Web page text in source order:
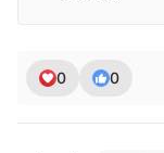
Phó Tổng Biên tập:
0 0